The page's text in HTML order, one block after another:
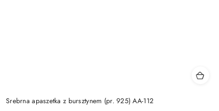
Srebrna apaszetka z bursztynem (pr. 925) AA-112